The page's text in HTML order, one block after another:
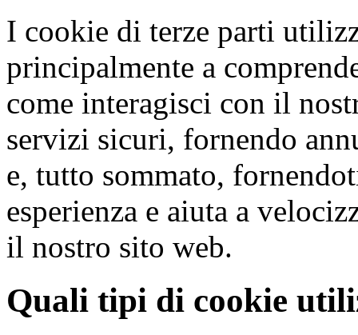
I cookie di terze parti
principalmente a
come interagisci con il
servizi sicuri, fornendo
e, tutto sommato,
esperienza e aiuta a
il nostro sito web.
Quali tipi di cookie